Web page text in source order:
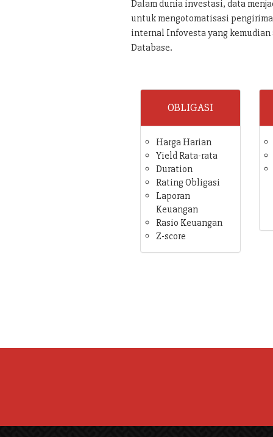
Dalam dunia investasi, data
untuk mengotomatisasi
internal Infovesta yang
Database.
OBLIGASI
Harga Harian
Yield Rata-rata
Duration
Rating Obligasi
Laporan
Keuangan
Rasio Keuangan
Z-score